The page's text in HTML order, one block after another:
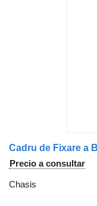
Precio a consultar
Chasis